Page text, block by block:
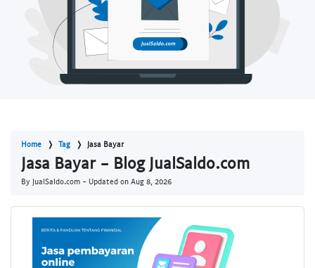
Home Tag Jasa Bayar
Jasa Bayar - Blog JualSaldo.com
By JualSaldo.com - Updated on Aug 8, 2026